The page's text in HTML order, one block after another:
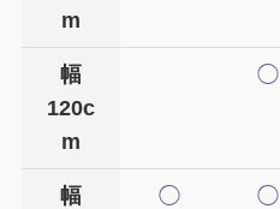
m
幅
120c
m
◯
幅
◯ ◯